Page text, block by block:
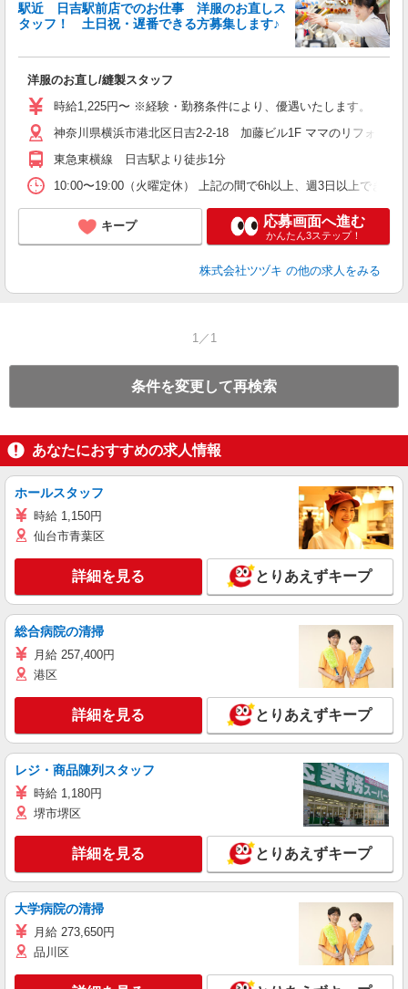
駅近 日吉駅前店でのお仕事 洋服のお直しス
タッフ！ 土日祝・遅番できる方募集します♪
洋服のお直し/縫製スタッフ
時給1,225円〜 ※経験・勤務条件により、優遇いたします。
神奈川県横浜市港北区日吉2-2-18 加藤ビル1F ママのリフォー
東急東横線 日吉駅より徒歩1分
10:00〜19:00（火曜定休） 上記の間で6h以上、週3日以上できる方
キープ 応募画面へ進む
かんたん3ステップ！
株式会社ツヅキ の他の求人をみる
1／1
条件を変更して再検索
あなたにおすすめの求人情報
ホールスタッフ
時給 1,150円
仙台市青葉区
詳細を見る とりあえずキープ
総合病院の清掃
月給 257,400円
港区
詳細を見る とりあえずキープ
レジ・商品陳列スタッフ
時給 1,180円
堺市堺区
詳細を見る とりあえずキープ
大学病院の清掃
月給 273,650円
品川区